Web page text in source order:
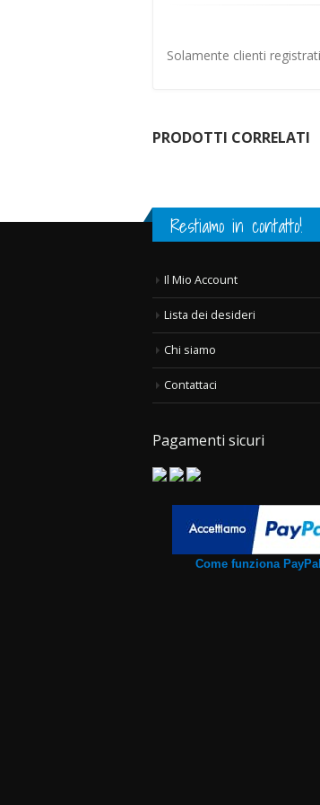
Solamente clienti
PRODOTTI CORRELATI
Restiamo in contatto!
Il Mio Account
Lista dei desideri
Chi siamo
Contattaci
Pagamenti sicuri
Come funziona PayPal